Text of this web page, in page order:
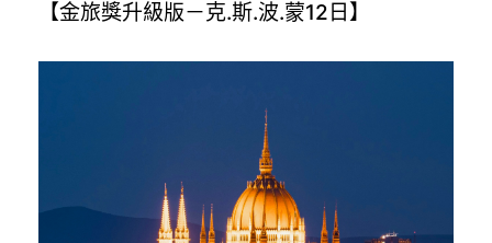
【金旅獎升級版－克.斯.波.蒙12日】